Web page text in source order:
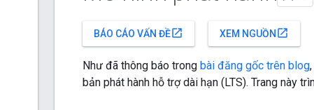
BÁO CÁO VẤN ĐỀopen_in_new XEM NGUỒN open_in_new
Như đã thông báo trong bài đăng gốc trên blog
bản phát hành hỗ trợ dài hạn (LTS). Trang này